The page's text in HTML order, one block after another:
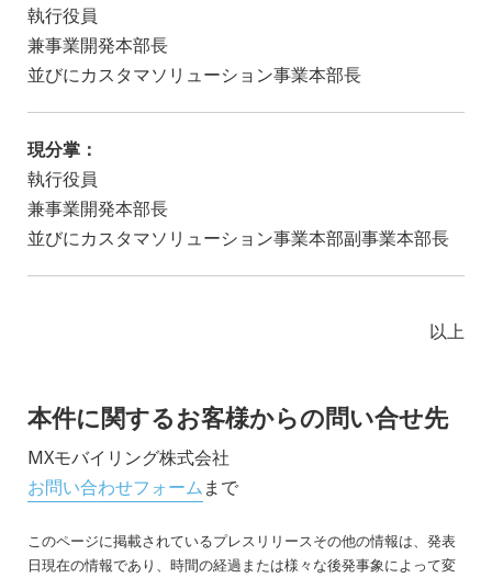
執行役員
兼事業開発本部長
並びにカスタマソリューション事業本部長
現分掌：
執行役員
兼事業開発本部長
並びにカスタマソリューション事業本部副事業本部長
以上
本件に関するお客様からの問い合せ先
MXモバイリング株式会社
お問い合わせフォームまで
このページに掲載されているプレスリリースその他の情報は、発表
日現在の情報であり、時間の経過または様々な後発事象によって変